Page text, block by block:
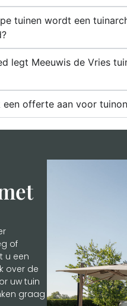
tuinen wordt een
legt Meeuwis de Vries
een offerte aan voor
of
u een
over de
uw tuin
graag